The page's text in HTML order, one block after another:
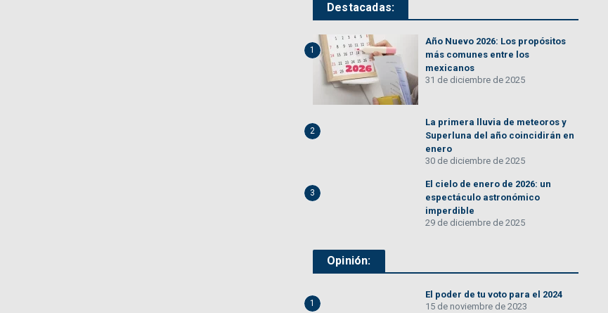
Destacadas:
1
Año Nuevo 2026: Los propósitos
más comunes entre los
mexicanos
31 de diciembre de 2025
2
La primera lluvia de meteoros y
Superluna del año coincidirán en
enero
30 de diciembre de 2025
3
El cielo de enero de 2026: un
espectáculo astronómico
imperdible
29 de diciembre de 2025
Opinión:
1
El poder de tu voto para el 2024
15 de noviembre de 2023